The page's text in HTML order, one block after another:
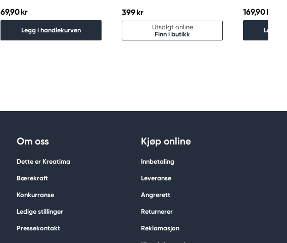
69,90 kr
Legg i handlekurven
399 kr
Utsolgt online
Finn i butikk
169,90 kr
Legg i
Om oss
Dette er Kreatima
Bærekraft
Konkurranse
Ledige stillinger
Pressekontakt
Kjøp online
Innbetaling
Leveranse
Angrerett
Returnerer
Reklamasjon